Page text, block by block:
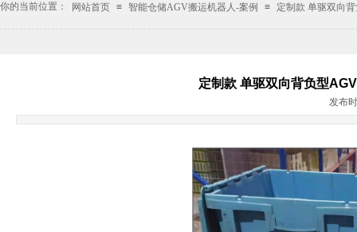
你的当前位置： 网站首页 ≡ 智能仓储AGV搬运机器人-案例 ≡ 定制款 单驱双向
定制款 单驱双向背负型
发布